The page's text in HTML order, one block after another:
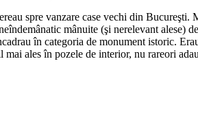
spre vanzare case vechi din
mânuite (şi nerelevant alese)
în categoria de monument istoric.
ales în pozele de interior, nu rareori